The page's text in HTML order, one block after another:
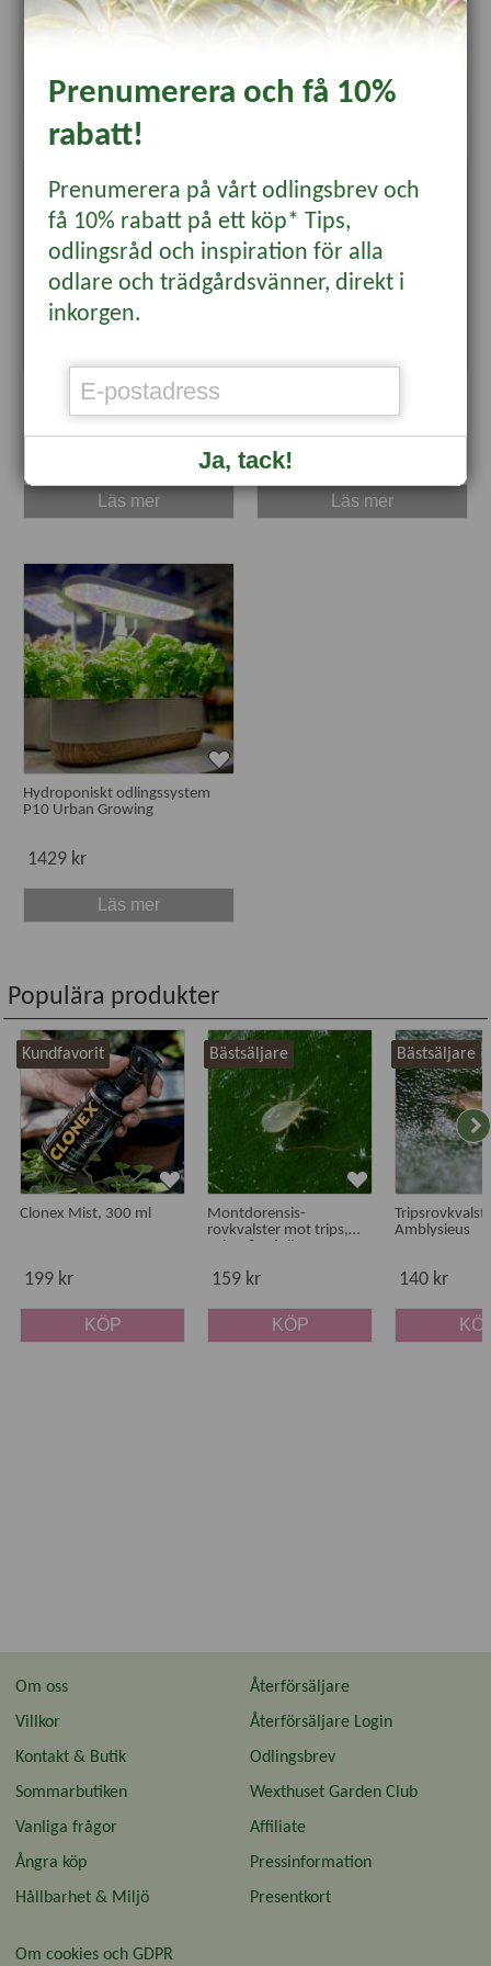
Läs mer Läs mer
Hydroponisk odlingslåda Harvy
3, startpaket
Läs mer
289 kr
Läs mer
Hydroponiskt odlingssystem
P10 Urban Growing
1429 kr
Läs mer
Populära produkter
Kundfavorit
Clonex Mist, 300 ml
199 kr
KÖP
Bästsäljare
Montdorensis-
rovkvalster mot trips,
159 kr
KÖP
Bästsäljare
Amblysieus
140 kr
Om oss
Villkor
Kontakt & Butik
Sommarbutiken
Vanliga frågor
Ångra köp
Hållbarhet & Miljö
Återförsäljare
Återförsäljare Login
Odlingsbrev
Wexthuset Garden Club
Affiliate
Pressinformation
Presentkort
Om cookies och GDPR
Prenumerera och få 10%
rabatt!
Prenumerera på vårt odlingsbrev och
få 10% rabatt på ett köp* Tips,
odlingsråd och inspiration för alla
odlare och trädgårdsvänner, direkt i
inkorgen.
Ja, tack!